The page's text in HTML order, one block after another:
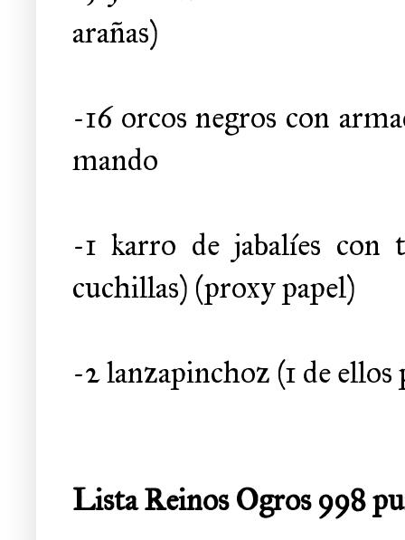
arañas)
-16 orcos negros con
mando
-1 karro de jabalíes con
cuchillas) (proxy papel)
-2 lanzapinchoz (1 de ellos
Lista Reinos Ogros 998